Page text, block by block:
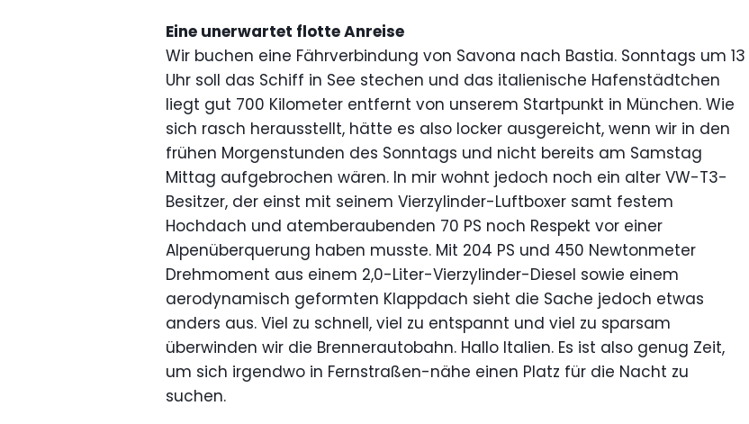
Eine unerwartet flotte Anreise
Wir buchen eine Fährverbindung von Savona nach Bastia. Sonntags um 13
Uhr soll das Schiff in See stechen und das italienische Hafenstädtchen
liegt gut 700 Kilometer entfernt von unserem Startpunkt in München. Wie
sich rasch herausstellt, hätte es also locker ausgereicht, wenn wir in den
frühen Morgenstunden des Sonntags und nicht bereits am Samstag
Mittag aufgebrochen wären. In mir wohnt jedoch noch ein alter VW-T3-
Besitzer, der einst mit seinem Vierzylinder-Luftboxer samt festem
Hochdach und atemberaubenden 70 PS noch Respekt vor einer
Alpenüberquerung haben musste. Mit 204 PS und 450 Newtonmeter
Drehmoment aus einem 2,0-Liter-Vierzylinder-Diesel sowie einem
aerodynamisch geformten Klappdach sieht die Sache jedoch etwas
anders aus. Viel zu schnell, viel zu entspannt und viel zu sparsam
überwinden wir die Brennerautobahn. Hallo Italien. Es ist also genug Zeit,
um sich irgendwo in Fernstraßen-nähe einen Platz für die Nacht zu
suchen.